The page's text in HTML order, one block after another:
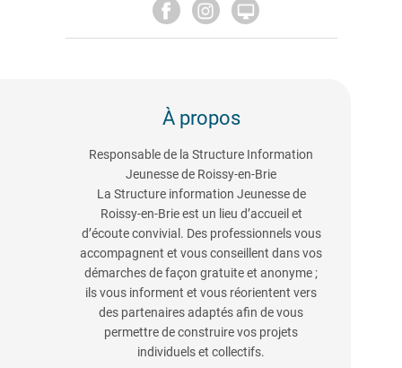

À propos
Responsable de la Structure Information
Jeunesse de Roissy-en-Brie
La Structure information Jeunesse de
Roissy-en-Brie est un lieu d’accueil et
d’écoute convivial. Des professionnels vous
accompagnent et vous conseillent dans vos
démarches de façon gratuite et anonyme ;
ils vous informent et vous réorientent vers
des partenaires adaptés afin de vous
permettre de construire vos projets
individuels et collectifs.